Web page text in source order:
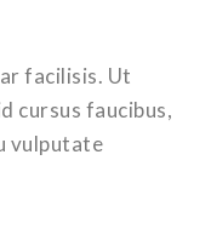
facilisis. Ut
cursus faucibus,
vulputate